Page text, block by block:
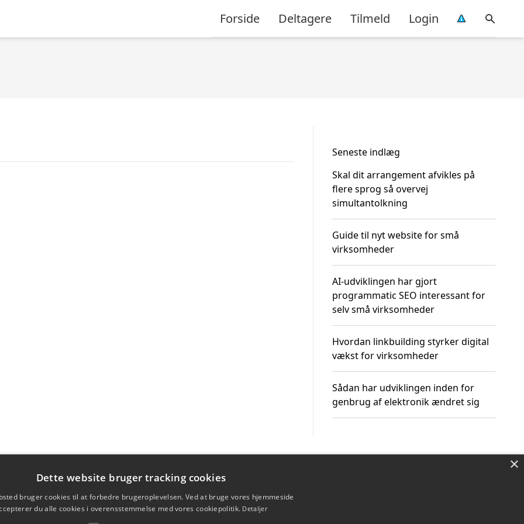
Forside Deltagere Tilmeld Login
Seneste indlæg
Skal dit arrangement afvikles på
flere sprog så overvej
simultantolkning
Guide til nyt website for små
virksomheder
AI-udviklingen har gjort
programmatic SEO interessant for
selv små virksomheder
Hvordan linkbuilding styrker digital
vækst for virksomheder
Sådan har udviklingen inden for
genbrug af elektronik ændret sig
×
Dette website bruger tracking cookies
bruger cookies til at forbedre brugeroplevelsen. Ved at bruge vores hjemmeside
du alle cookies i overensstemmelse med vores cookiepolitik. Detaljer